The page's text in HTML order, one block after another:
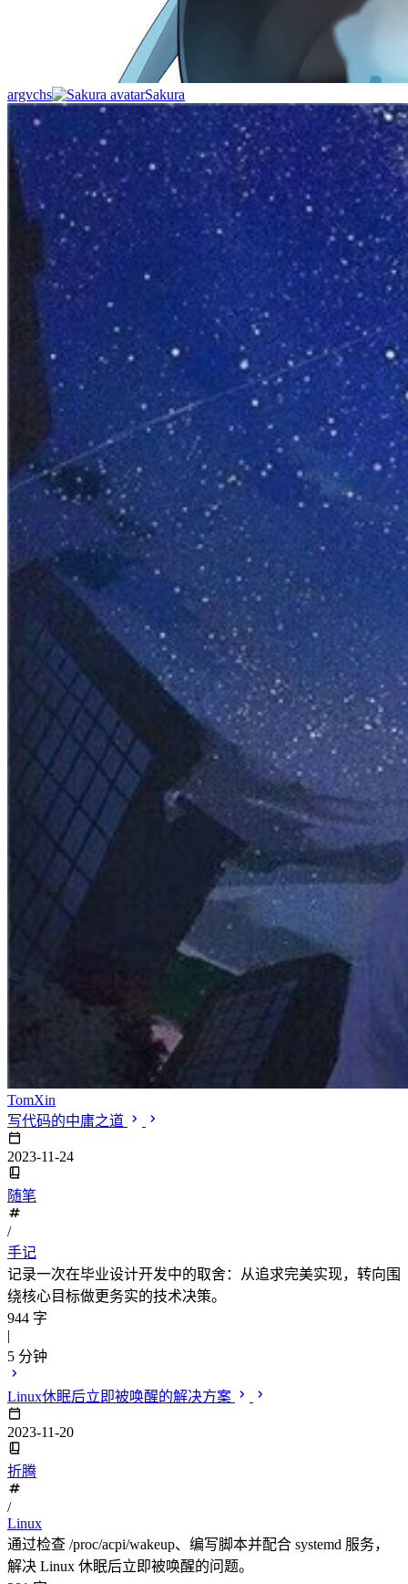
argvchs Sakura
TomXin
写代码的中庸之道
2023-11-24
随笔
/
手记
记录一次在毕业设计开发中的取舍：从追求完美实现，转向围
绕核心目标做更务实的技术决策。
944 字
|
5 分钟
Linux休眠后立即被唤醒的解决方案
2023-11-20
折腾
/
Linux
通过检查 /proc/acpi/wakeup、编写脚本并配合 systemd 服务，
解决 Linux 休眠后立即被唤醒的问题。